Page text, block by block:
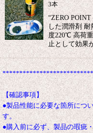
3本
“ZERO
した潤滑剤 耐
度220℃ 高荷
止として効果
【確認事項】
●製品性能に必要な箇所につ
す。
●購入前に必ず、製品の瑕疵